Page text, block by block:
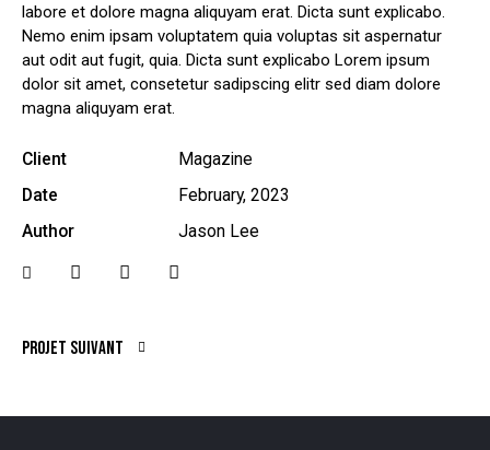
labore et dolore magna aliquyam erat. Dicta sunt explicabo.
Nemo enim ipsam voluptatem quia voluptas sit aspernatur
aut odit aut fugit, quia. Dicta sunt explicabo Lorem ipsum
dolor sit amet, consetetur sadipscing elitr sed diam dolore
magna aliquyam erat.
Client
Magazine
Date
February, 2023
Author
Jason Lee
Projet suivant